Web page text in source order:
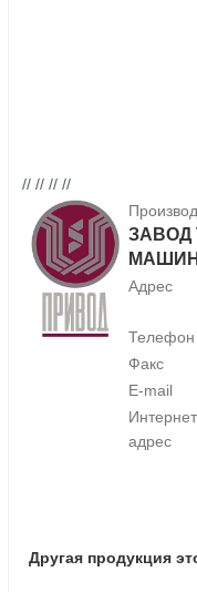
// // // //
ЗАВОД
Адрес
Телефон
Факс
E-mail
адрес
Другая продукция